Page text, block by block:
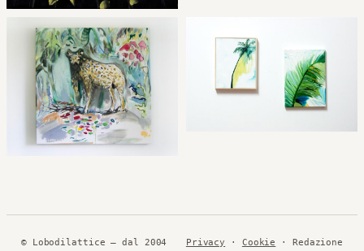
© Lobodilattice — dal 2004 Privacy · Cookie · Redazione